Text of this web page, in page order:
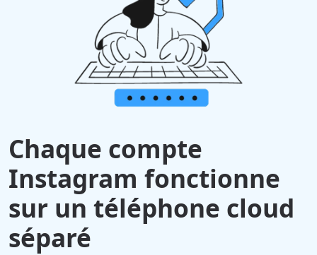
Chaque compte
Instagram fonctionne
sur un téléphone cloud
séparé